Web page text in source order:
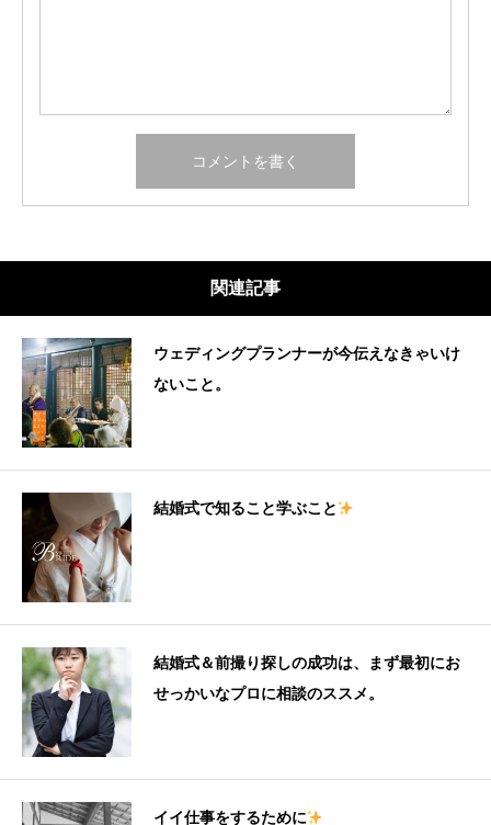
関連記事
ウェディングプランナーが今伝えなきゃいけ
ないこと。
結婚式で知ること学ぶこと
結婚式＆前撮り探しの成功は、まず最初にお
せっかいなプロに相談のススメ。
イイ仕事をするために